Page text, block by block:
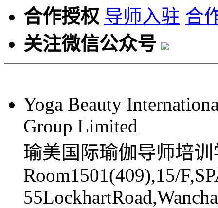
合作授权 导师入驻 合
关注微信公众号
Yoga Beauty
Group Limited
瑜美国际瑜伽导师培
Room1501(409),15/